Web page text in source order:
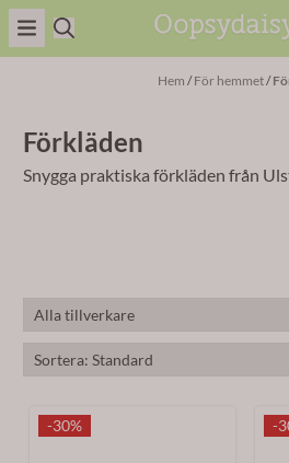
Hoppa till innehåll
Hem /För hemmet/
Förkläden
Snygga praktiska förkläden från
-30% -